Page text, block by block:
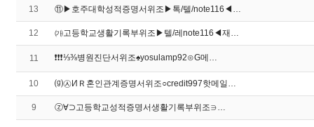
13 ⑪▶호주대학성적증명서위조▶톡/텔/note116◀…
12 ㈎고등학교생활기록부위조▶텔/레note116◀재…
11 ❗❗❗️⅓⅜병원진단서위조♠yosulamp92⊙G메…
10 ⒢㉦ИＲ혼인관계증명서위조○credit997핫메일…
9 ⓩ∀⊃고등학교성적증명서생활기록부위조∋…